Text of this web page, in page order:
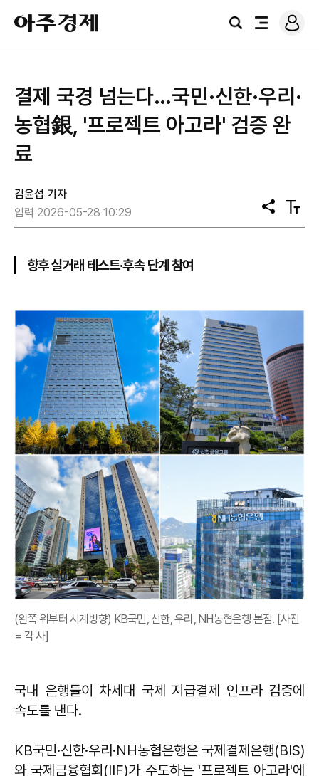
아
주
경
검
전
로
그
결제 국경 넘는다…국민·신한·우리·
농협銀, '프로젝트 아고라' 검증 완
료
김윤섭 기자
입력 2026-05-28 10:29
공
유
텍
스
향후 실거래 테스트·후속 단계 참여
(왼쪽 위부터 시계방향) KB국민, 신한, 우리, NH농협은행 본점. [사진
= 각 사]
국내 은행들이 차세대 국제 지급결제 인프라 검증에
속도를 낸다.
KB국민·신한·우리·NH농협은행은 국제결제은행(BIS)
와 국제금융협회(IIF)가 주도하는 '프로젝트 아고라'에